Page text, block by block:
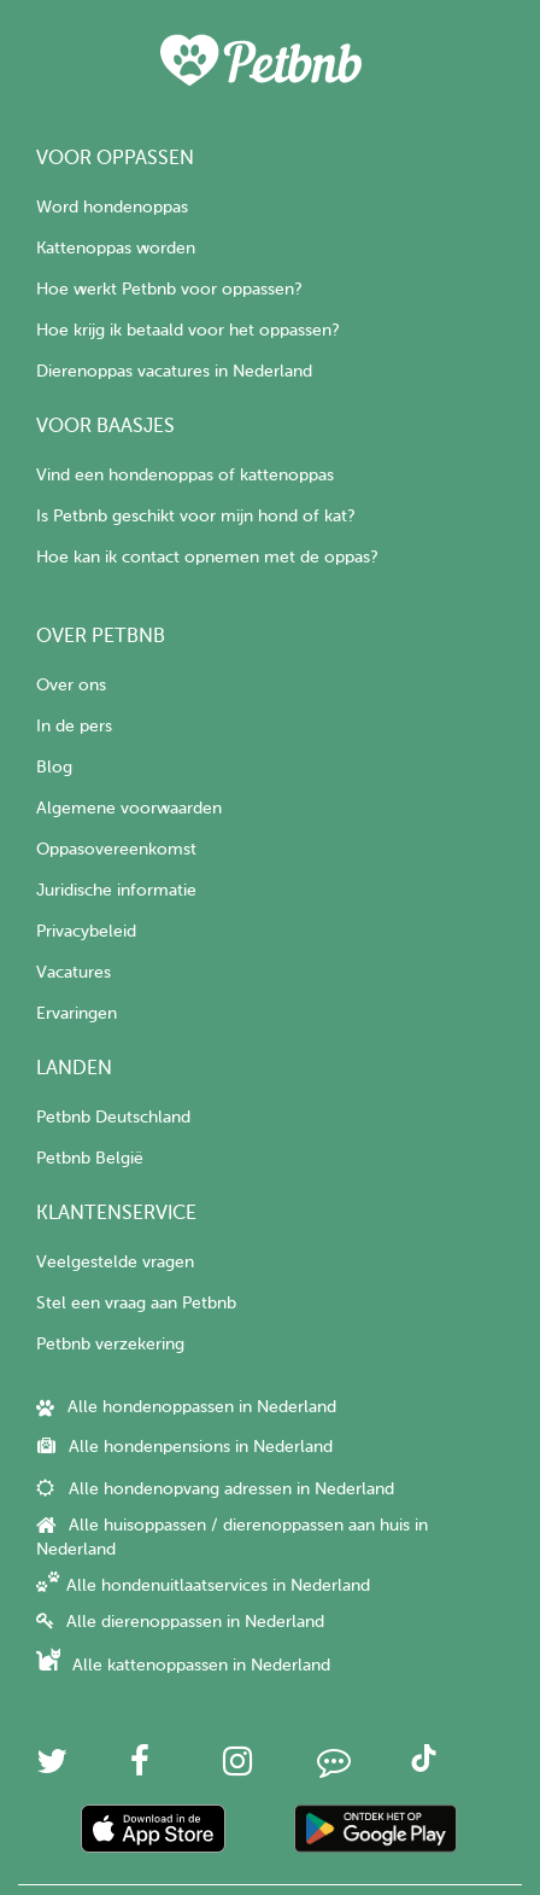
VOOR OPPASSEN
Word hondenoppas
Kattenoppas worden
Hoe werkt Petbnb voor oppassen?
Hoe krijg ik betaald voor het oppassen?
Dierenoppas vacatures in Nederland
VOOR BAASJES
Vind een hondenoppas of kattenoppas
Is Petbnb geschikt voor mijn hond of kat?
Hoe kan ik contact opnemen met de oppas?
OVER PETBNB
Over ons
In de pers
Blog
Algemene voorwaarden
Oppasovereenkomst
Juridische informatie
Privacybeleid
Vacatures
Ervaringen
LANDEN
Petbnb Deutschland
Petbnb België
KLANTENSERVICE
Veelgestelde vragen
Stel een vraag aan Petbnb
Petbnb verzekering
Alle hondenoppassen in Nederland
Alle hondenpensions in Nederland
Alle hondenopvang adressen in Nederland
Alle huisoppassen / dierenoppassen aan huis in
Nederland
Alle hondenuitlaatservices in Nederland
Alle dierenoppassen in Nederland
Alle kattenoppassen in Nederland